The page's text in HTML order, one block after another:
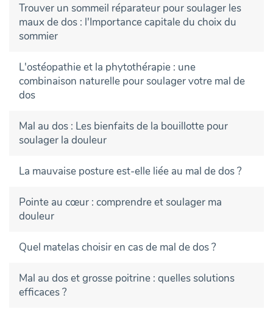
Trouver un sommeil réparateur pour soulager les
maux de dos : l'Importance capitale du choix du
sommier
L'ostéopathie et la phytothérapie : une
combinaison naturelle pour soulager votre mal de
dos
Mal au dos : Les bienfaits de la bouillotte pour
soulager la douleur
La mauvaise posture est-elle liée au mal de dos ?
Pointe au cœur : comprendre et soulager ma
douleur
Quel matelas choisir en cas de mal de dos ?
Mal au dos et grosse poitrine : quelles solutions
efficaces ?